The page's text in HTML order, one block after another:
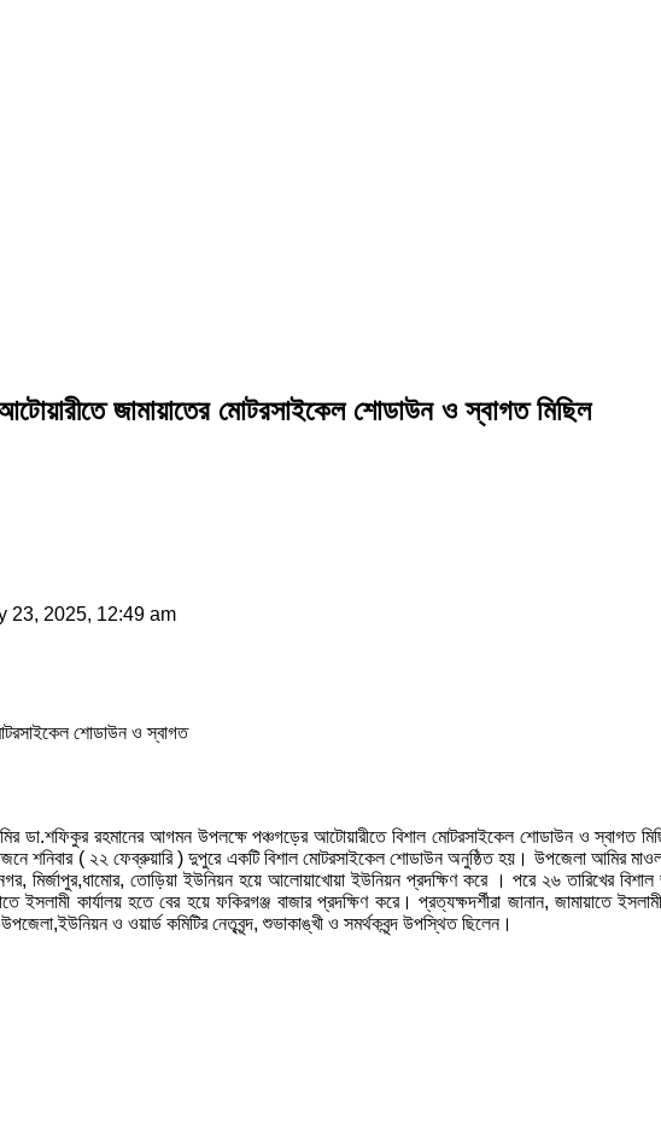
জামায়াতের মোটরসাইকেল শোডাউন ও স্বাগত মিছিল
23, 2025, 12:49 am
শোডাউন ও স্বাগত
ডা.শফিকুর রহমানের আগমন উপলক্ষে পঞ্চগড়ের আটোয়ারীতে বিশাল মোটরসাইকেল শোডাউন ও স্বাগত
শনিবার ( ২২ ফেব্রুয়ারি ) দুপুরে একটি বিশাল মোটরসাইকেল শোডাউন অনুষ্ঠিত হয়। উপজেলা আমির
মির্জাপুর,ধামোর, তোড়িয়া ইউনিয়ন হয়ে আলোয়াখোয়া ইউনিয়ন প্রদক্ষিণ করে । পরে ২৬ তারিখের
ইসলামী কার্যালয় হতে বের হয়ে ফকিরগঞ্জ বাজার প্রদক্ষিণ করে। প্রত্যক্ষদর্শীরা জানান, জামায়াতে
ও ওয়ার্ড কমিটির নেতৃবৃন্দ, শুভাকাঙ্খী ও সমর্থকবৃন্দ উপস্থিত ছিলেন।